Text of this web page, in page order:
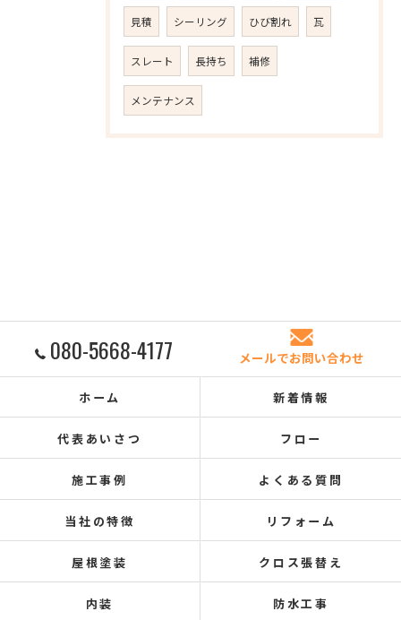
見積 シーリング ひび割れ 瓦
スレート 長持ち 補修
メンテナンス
080-5668-4177 メールでお問い合わせ
ホーム 新着情報
代表あいさつ フロー
施工事例 よくある質問
当社の特徴 リフォーム
屋根塗装 クロス張替え
内装 防水工事